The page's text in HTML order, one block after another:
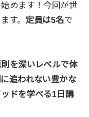
めます！今回が世
す。 定員は5名で
を深いレベルで体
追われない豊かな
ドを学べる1日講